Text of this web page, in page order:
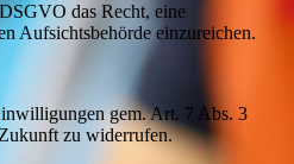
das Recht, eine
Aufsichtsbehörde einzureichen.
gem. Art. 7 Abs. 3
zu widerrufen.